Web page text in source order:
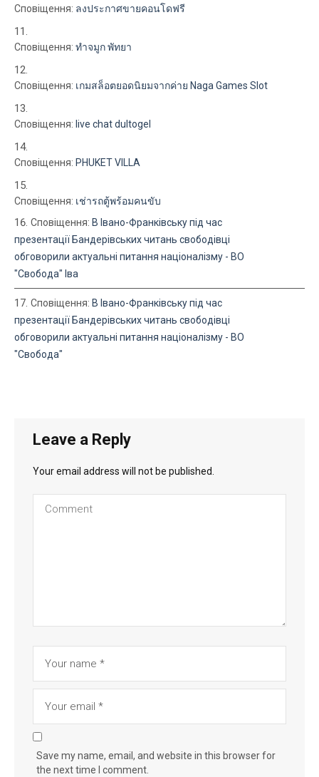
Сповіщення: ลงประกาศขายคอนโดฟรี
Сповіщення: ทำจมูก พัทยา
Сповіщення: เกมสล็อตยอดนิยมจากค่าย Naga Games Slot
Сповіщення: live chat dultogel
Сповіщення: PHUKET VILLA
Сповіщення: เช่ารถตู้พร้อมคนขับ
Сповіщення: В Івано-Франківську під час
презентації Бандерівських читань свободівці
обговорили актуальні питання націоналізму - ВО
"Свобода" Іва
Сповіщення: В Івано-Франківську під час
презентації Бандерівських читань свободівці
обговорили актуальні питання націоналізму - ВО
"Свобода"
Leave a Reply
Your email address will not be published.
Save my name, email, and website in this browser for
the next time I comment.